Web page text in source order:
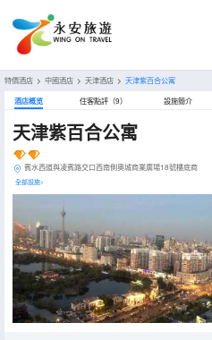
特價酒店 > 中國酒店 > 天津酒店 > 天津紫百合公寓
酒店概览 住客點評（9） 設施簡介
天津紫百合公寓
賓水西道與凌賓路交口西南側奧城商業廣場18號樓底商
全部設施>